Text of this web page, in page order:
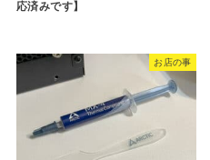
応済みです】
お店の事